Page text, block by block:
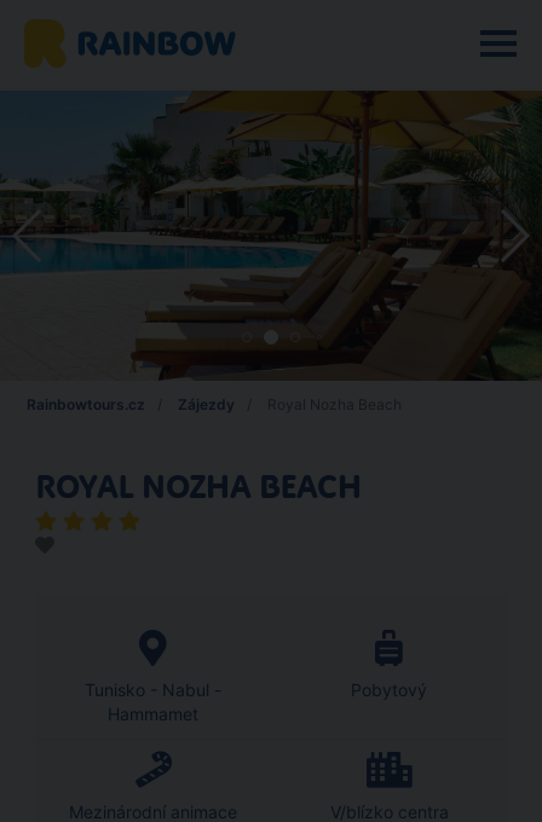
Rainbowtours.cz Zájezdy
ROYAL NOZHA BEACH
Tunisko - Nabul -
Hammamet
Pobytový
Mezinárodní animace V/blízko centra